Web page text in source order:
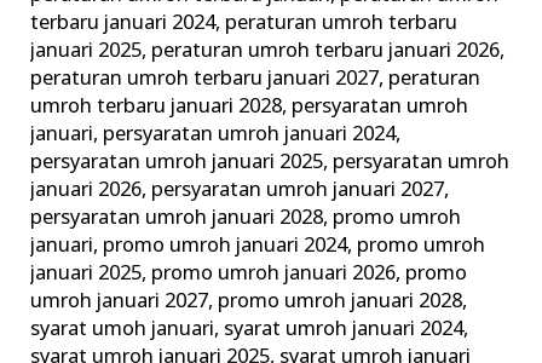
terbaru januari 2024, peraturan umroh terbaru
januari 2025, peraturan umroh terbaru januari 2026,
peraturan umroh terbaru januari 2027, peraturan
umroh terbaru januari 2028, persyaratan umroh
januari, persyaratan umroh januari 2024,
persyaratan umroh januari 2025, persyaratan umroh
januari 2026, persyaratan umroh januari 2027,
persyaratan umroh januari 2028, promo umroh
januari, promo umroh januari 2024, promo umroh
januari 2025, promo umroh januari 2026, promo
umroh januari 2027, promo umroh januari 2028,
syarat umoh januari, syarat umroh januari 2024,